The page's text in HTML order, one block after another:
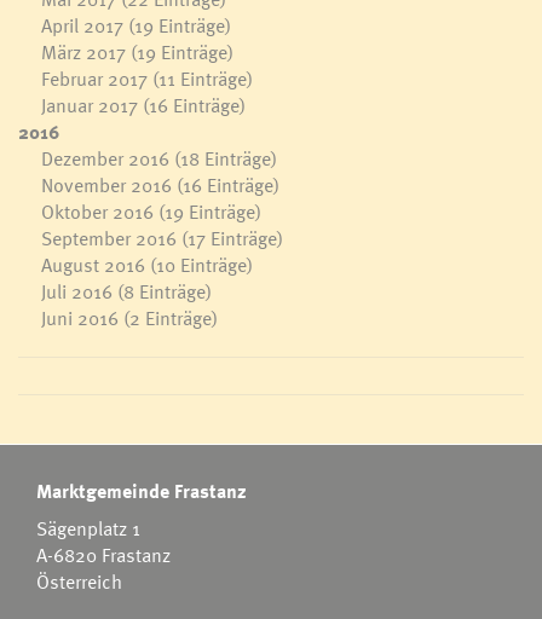
April 2017 (19 Einträge)
März 2017 (19 Einträge)
Februar 2017 (11 Einträge)
Januar 2017 (16 Einträge)
2016
Dezember 2016 (18 Einträge)
November 2016 (16 Einträge)
Oktober 2016 (19 Einträge)
September 2016 (17 Einträge)
August 2016 (10 Einträge)
Juli 2016 (8 Einträge)
Juni 2016 (2 Einträge)
Marktgemeinde Frastanz
Sägenplatz 1
A-6820 Frastanz
Österreich